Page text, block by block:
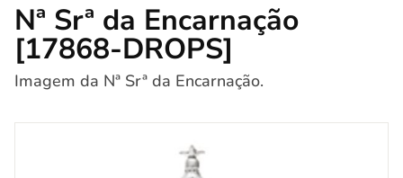
Nª Srª da Encarnação
[17868-DROPS]
Imagem da Nª Srª da Encarnação.